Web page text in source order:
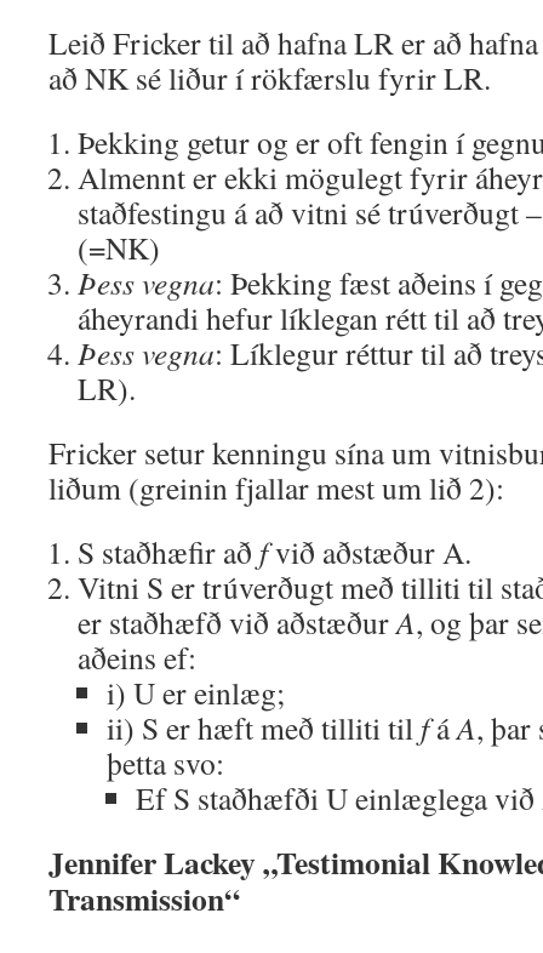
Leið Fricker til að hafna LR er að
að NK sé liður í rökfærslu fyrir LR.
Þekking getur og er oft fengin í
Almennt er ekki mögulegt fyrir
staðfestingu á að vitni sé trúverðugt
(=NK)
Þess vegna: Þekking fæst aðeins í
áheyrandi hefur líklegan rétt til að
Þess vegna: Líklegur réttur til að
LR).
Fricker setur kenningu sína um
liðum (greinin fjallar mest um lið 2):
S staðhæfir að fvið aðstæður A.
Vitni S er trúverðugt með tilliti til
er staðhæfð við aðstæðurA, og þar
aðeins ef:
i) U er einlæg;
ii) S er hæft með tilliti til fáA, þar
þetta svo:
Ef S staðhæfði U einlæglega
Jennifer Lackey „Testimonial
Transmission“